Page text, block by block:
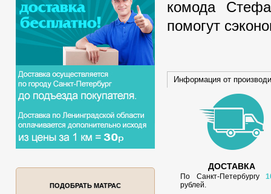
комода
помогут
Информация от
ДОСТАВКА
По Санкт-Петербургу
рублей.
ПОДОБРАТЬ МАТРАС